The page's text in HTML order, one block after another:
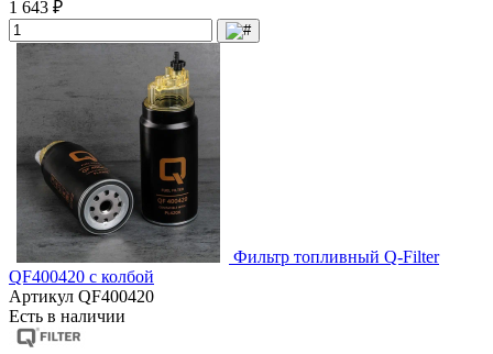
1 643 ₽
Фильтр топливный Q-Filter
QF400420 с колбой
Артикул QF400420
Есть в наличии